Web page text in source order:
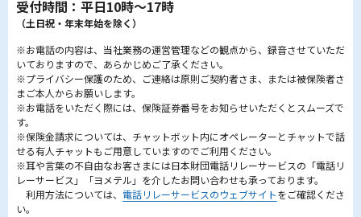
受付時間：平日10時～17時
（土日祝・年末年始を除く）
※お電話の内容は、当社業務の運営管理などの観点から、録音させていただ
いておりますので、あらかじめご了承ください。
※プライバシー保護のため、ご連絡は原則ご契約者さま、または被保険者さ
まご本人からお願いします。
※お電話をいただく際には、保険証券番号をお知らせいただくとスムーズで
す。
※保険金請求については、チャットボット内にオペレーターとチャットで話
せる有人チャットもご用意していますのでご利用ください。
※耳や言葉の不自由なお客さまには日本財団電話リレーサービスの「電話リ
レーサービス」「ヨメテル」を介したお問い合わせも承っております。
利用方法については、 電話リレーサービスのウェブサイトをご確認くださ
い。